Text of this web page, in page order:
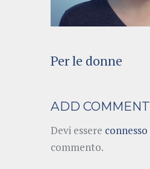
Per le donne
ADD COMMENT
Devi essere connesso
commento.